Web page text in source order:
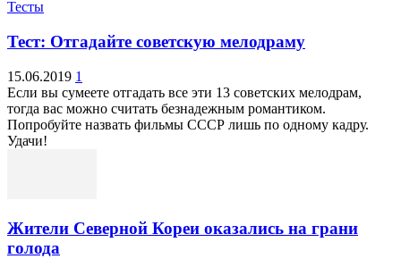
Тесты
Тест: Отгадайте советскую мелодраму
15.06.2019 1
Если вы сумеете отгадать все эти 13 советских мелодрам,
тогда вас можно считать безнадежным романтиком.
Попробуйте назвать фильмы СССР лишь по одному кадру.
Удачи!
Жители Северной Кореи оказались на грани
голода